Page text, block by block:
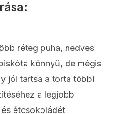
réteg puha, nedves
könnyű, de mégis
jól tartsa a torta többi
a legjobb
étcsokoládét